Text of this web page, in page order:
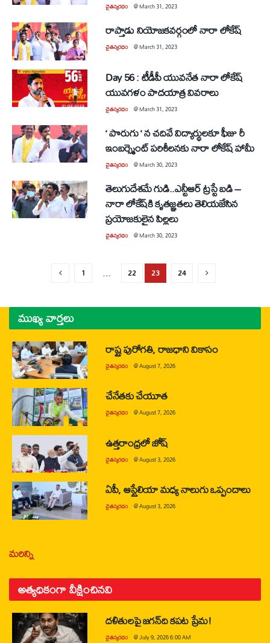
చైతన్యరధం @March 31, 2023
రాప్తాడు నియోజకవర్గంలో నారా లోకేష్
చైతన్యరధం @March 31, 2023
Day 56 : టీడీపీ యువనేత నారా లోకేష్
యువగళం పాదయాత్ర వివరాలు
చైతన్యరధం @March 31, 2023
‘ పొరుగు ‘ న చదివే విద్యార్థులకూ ఫీజు రీ
ఇంబర్స్మెంట్ పరిశీలనకు నారా లోకేష్ హామీ
చైతన్యరధం @March 30, 2023
తెలుగుదేశ‌మే గుడి..ఎన్టీఆర్ ట్ర‌స్టే బ‌డి –
నారా లోకేష్‌కి కృత‌జ్ఞ‌త‌లు తెలియ‌జేసిన‌
ప్ర‌యోజ‌కులైన పిల్ల‌లు
చైతన్యరధం @March 30, 2023
1 … 22 23 24
ముఖ్య వార్తలు
రాష్ట్ర పురోగతి, రాజధాని వికాసం
చైతన్యరధం @August 7, 2026
చేనేతకు చేయూత
చైతన్యరధం @August 7, 2026
ఉత్తరాంధ్రలో జోష్
చైతన్యరధం @August 3, 2026
ఏపీ, ఆస్ట్రేలియా మధ్య నాలుగు ఒప్పందాలు
చైతన్యరధం @August 3, 2026
మరిన్ని
అత్యధికంగా వీక్షించినవి
దళితులపై జగన్‌ది కపట ప్రేమ!
చైతన్యరధం @July 9, 2026 6:00 AM